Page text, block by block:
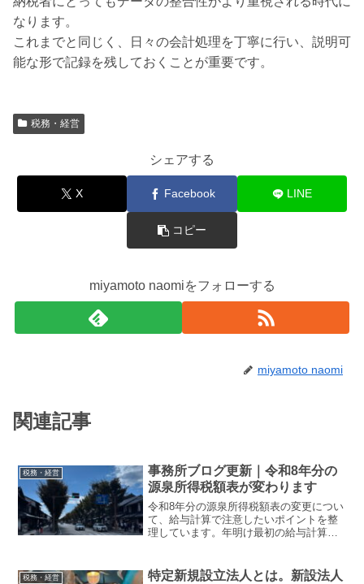
なります。
これまでと同じく、日々の会計処理を丁寧に行い、説明可
能な形で記録を残しておくことが重要です。
税務・経営
シェアする
X Facebook LINE
コピー
miyamoto naomiをフォローする
miyamoto naomi
関連記事
税務・経営
事務所ブログ更新｜令和8年分の
源泉所得税額表が変わります
令和8年分の源泉所得税額表の変更につい
て、給与計算で注意したいポイントを整
理しています。年明け最初の給与計算に
（給与計算の注意点）
税務・経営
特定新規設立法人とは。新設法人